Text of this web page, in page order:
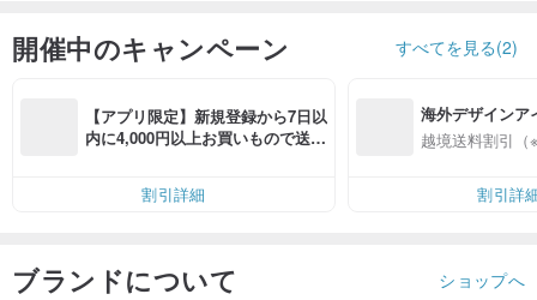
開催中のキャンペーン すべてを見る(2)
【アプリ限定】新規登録から7日以
内に4,000円以上お買いもので送料
割引詳細
海外デザインア
入
越境送料割引（
割引詳
ブランドについて ショップへ